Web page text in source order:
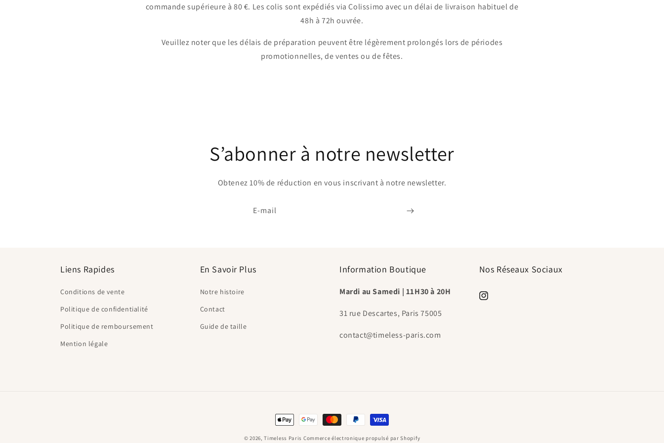
commande supérieure à 80 €. Les colis sont expédiés via Colissimo avec un délai de livraison habituel de
48h à 72h ouvrée.
Veuillez noter que les délais de préparation peuvent être légèrement prolongés lors de périodes
promotionnelles, de ventes ou de fêtes.
S’abonner à notre newsletter
Obtenez 10% de réduction en vous inscrivant à notre newsletter.
E-mail
Liens Rapides
Conditions de vente
Politique de confidentialité
Politique de remboursement
Mention légale
En Savoir Plus
Notre histoire
Contact
Guide de taille
Information Boutique
Mardi au Samedi | 11H30 à 20H
31 rue Descartes, Paris 75005
contact@timeless-paris.com
Nos Réseaux Sociaux
https://www.instagram.com/timeless.paris.shop/
Moyens
de
© 2026,Timeless Paris Commerce électronique propulsé par Shopify